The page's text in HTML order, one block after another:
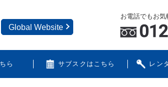
お電話でもお
ら サブスクはこちら レン
Global Website